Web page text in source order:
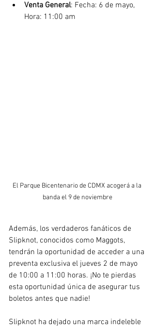
Venta General: Fecha: 6 de mayo,
Hora: 11:00 am
El Parque Bicentenario de CDMX acogerá a la
banda el 9 de noviembre
Además, los verdaderos fanáticos de
Slipknot, conocidos como Maggots,
tendrán la oportunidad de acceder a una
preventa exclusiva el jueves 2 de mayo
de 10:00 a 11:00 horas. ¡No te pierdas
esta oportunidad única de asegurar tus
boletos antes que nadie!
Slipknot ha dejado una marca indeleble